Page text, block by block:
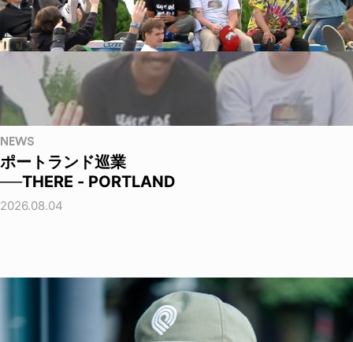
NEWS
ポートランド巡業
──THERE - PORTLAND
2026.08.04